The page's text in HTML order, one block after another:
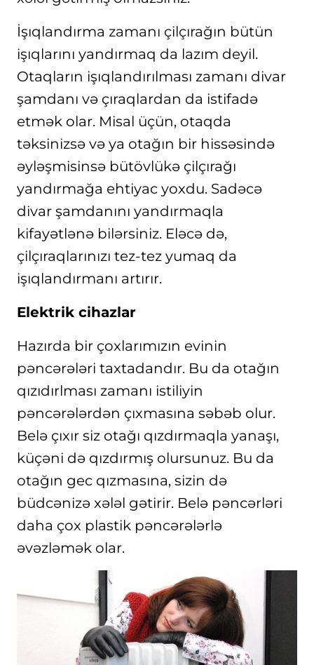
İşıqlandırma zamanı çilçırağın bütün
işıqlarını yandırmaq da lazım deyil.
Otaqların işıqlandırılması zamanı divar
şamdanı və çıraqlardan da istifadə
etmək olar. Misal üçün, otaqda
təksinizsə və ya otağın bir hissəsində
əyləşmisinsə bütövlükə çilçırağı
yandırmağa ehtiyac yoxdu. Sadəcə
divar şamdanını yandırmaqla
kifayətlənə bilərsiniz. Eləcə də,
çilçıraqlarınızı tez-tez yumaq da
işıqlandırmanı artırır.
Elektrik cihazlar
Hazırda bir çoxlarımızın evinin
pəncərələri taxtadandır. Bu da otağın
qızıdırlması zamanı istiliyin
pəncərələrdən çıxmasına səbəb olur.
Belə çıxır siz otağı qızdırmaqla yanaşı,
küçəni də qızdırmış olursunuz. Bu da
otağın gec qızmasına, sizin də
büdcənizə xələl gətirir. Belə pəncərləri
daha çox plastik pəncərələrlə
əvəzləmək olar.